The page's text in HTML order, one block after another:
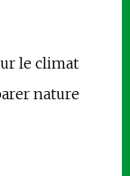
le climat
nature